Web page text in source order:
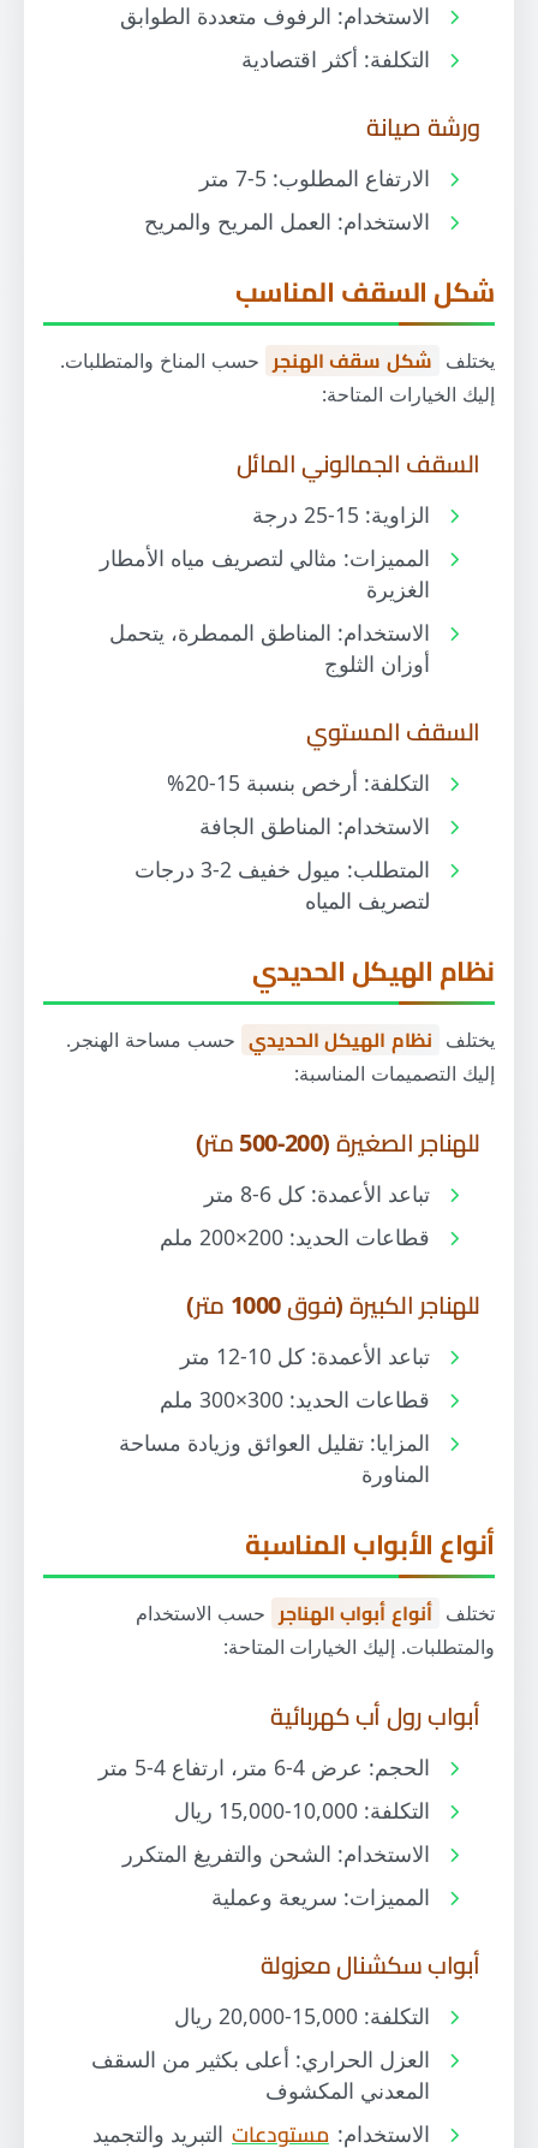
الاستخدام: الرفوف متعددة الطوابق
التكلفة: أكثر اقتصادية
ورشة صيانة
الارتفاع المطلوب: 5-7 متر
الاستخدام: العمل المريح والمريح
شكل السقف المناسب
يختلف شكل سقف الهنجر
حسب المناخ والمتطلبات.
إليك الخيارات المتاحة:
السقف الجمالوني المائل
الزاوية: 15-25 درجة
المميزات: مثالي لتصريف مياه الأمطار
الغزيرة
الاستخدام: المناطق الممطرة، يتحمل
أوزان الثلوج
السقف المستوي
التكلفة: أرخص بنسبة 15-20%
الاستخدام: المناطق الجافة
المتطلب: ميول خفيف 2-3 درجات
لتصريف المياه
نظام الهيكل الحديدي
يختلف نظام الهيكل الحديدي حسب مساحة الهنجر.
إليك التصميمات المناسبة:
للهناجر الصغيرة (200-500 متر)
تباعد الأعمدة: كل 6-8 متر
قطاعات الحديد: 200×200 ملم
للهناجر الكبيرة (فوق 1000 متر)
تباعد الأعمدة: كل 10-12 متر
قطاعات الحديد: 300×300 ملم
المزايا: تقليل العوائق وزيادة مساحة
المناورة
أنواع الأبواب المناسبة
تختلف أنواع أبواب الهناجر
حسب الاستخدام
والمتطلبات. إليك الخيارات المتاحة:
أبواب رول أب كهربائية
الحجم: عرض 4-6 متر، ارتفاع 4-5 متر
التكلفة: 10,000-15,000 ريال
الاستخدام: الشحن والتفريغ المتكرر
المميزات: سريعة وعملية
أبواب سكشنال معزولة
التكلفة: 15,000-20,000 ريال
العزل الحراري: أعلى بكثير من السقف
المعدني المكشوف
الاستخدام: مستودعات التبريد والتجميد